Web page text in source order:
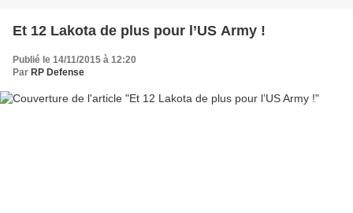
Et 12 Lakota de plus pour l’US Army !
Publié le 14/11/2015 à 12:20
Par RP Defense